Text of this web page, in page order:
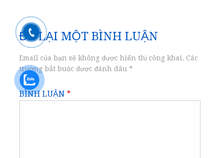
bài
viết
ĐỂ LẠI MỘT BÌNH LUẬN
Email của bạn sẽ không được hiển thị công khai. Các
trường bắt buộc được đánh dấu *
BÌNH LUẬN *